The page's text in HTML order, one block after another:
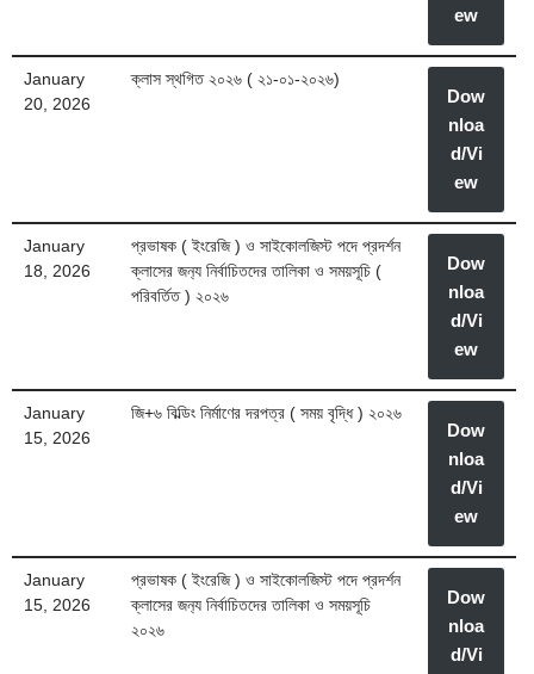
ew
January
20, 2026
ক্লাস স্থগিত ২০২৬ ( ২১-০১-২০২৬)
Dow
nloa
d/Vi
ew
January
18, 2026
প্রভাষক ( ইংরেজি ) ও সাইকোলজিস্ট পদে প্রদর্শন
ক্লাসের জন‍্য নির্বাচিতদের তালিকা ও সময়সূচি (
পরিবর্তিত ) ২০২৬
Dow
nloa
d/Vi
ew
January
15, 2026
জি+৬ বিল্ডিং নির্মাণের দরপত্র ( সময় বৃদ্ধি ) ২০২৬
Dow
nloa
d/Vi
ew
January
15, 2026
প্রভাষক ( ইংরেজি ) ও সাইকোলজিস্ট পদে প্রদর্শন
ক্লাসের জন‍্য নির্বাচিতদের তালিকা ও সময়সূচি
২০২৬
Dow
nloa
d/Vi